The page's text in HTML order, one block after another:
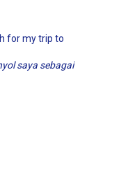
for my trip to
saya sebagai